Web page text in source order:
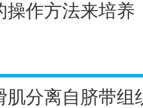
操作方法来培
肌分离自脐带